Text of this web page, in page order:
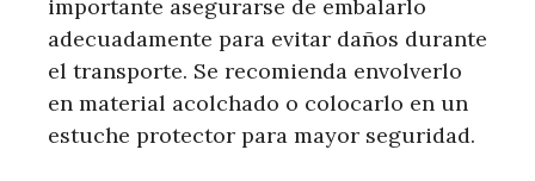
importante asegurarse de embalarlo
adecuadamente para evitar daños durante
el transporte. Se recomienda envolverlo
en material acolchado o colocarlo en un
estuche protector para mayor seguridad.